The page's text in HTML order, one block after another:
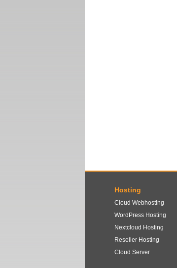
Hosting
Cloud Webhosting
WordPress Hosting
Nextcloud Hosting
Reseller Hosting
Cloud Server